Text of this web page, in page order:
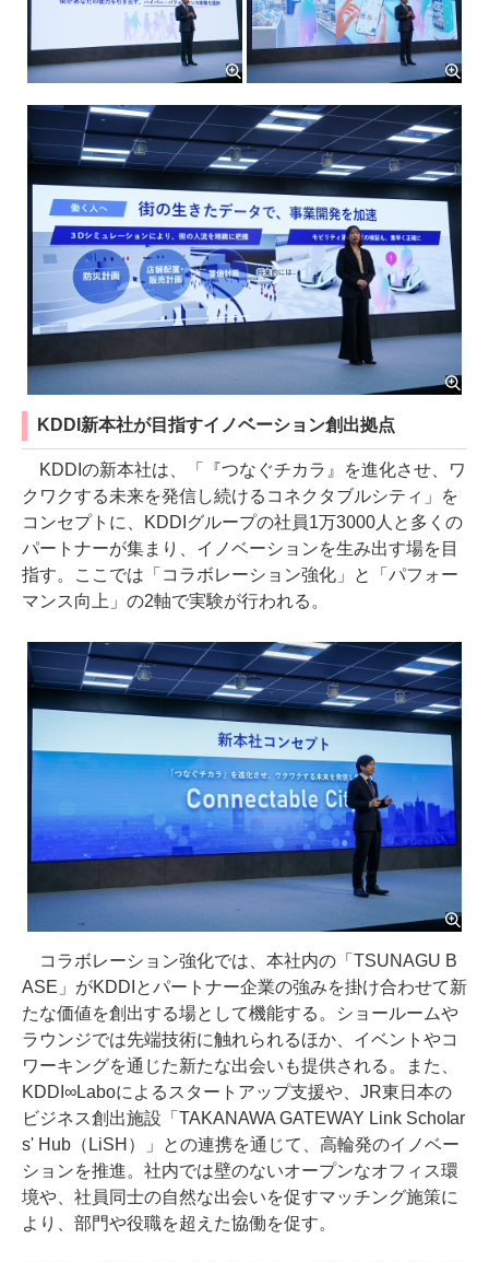
KDDI新本社が目指すイノベーション創出拠点
KDDIの新本社は、「『つなぐチカラ』を進化させ、ワ
クワクする未来を発信し続けるコネクタブルシティ」を
コンセプトに、KDDIグループの社員1万3000人と多くの
パートナーが集まり、イノベーションを生み出す場を目
指す。ここでは「コラボレーション強化」と「パフォー
マンス向上」の2軸で実験が行われる。
コラボレーション強化では、本社内の「TSUNAGU B
ASE」がKDDIとパートナー企業の強みを掛け合わせて新
たな価値を創出する場として機能する。ショールームや
ラウンジでは先端技術に触れられるほか、イベントやコ
ワーキングを通じた新たな出会いも提供される。また、
KDDI∞Laboによるスタートアップ支援や、JR東日本の
ビジネス創出施設「TAKANAWA GATEWAY Link Scholar
s' Hub（LiSH）」との連携を通じて、高輪発のイノベー
ションを推進。社内では壁のないオープンなオフィス環
境や、社員同士の自然な出会いを促すマッチング施策に
より、部門や役職を超えた協働を促す。